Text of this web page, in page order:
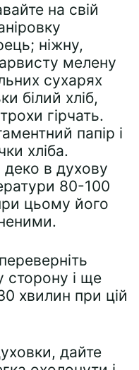
на свій
ніжну,
мелену
сухарях
білий хліб,
гірчать.
папір і
хліба.
в духову
80-100
цьому його
сторону і ще
хвилин при цій
дайте